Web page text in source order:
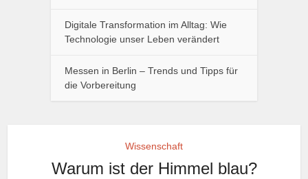
Digitale Transformation im Alltag: Wie
Technologie unser Leben verändert
Messen in Berlin – Trends und Tipps für
die Vorbereitung
Wissenschaft
Warum ist der Himmel blau?